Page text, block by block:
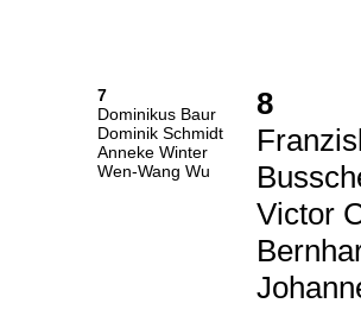
7
Dominikus Baur
Dominik Schmidt
Anneke Winter
Wen-Wang Wu
8
Victor